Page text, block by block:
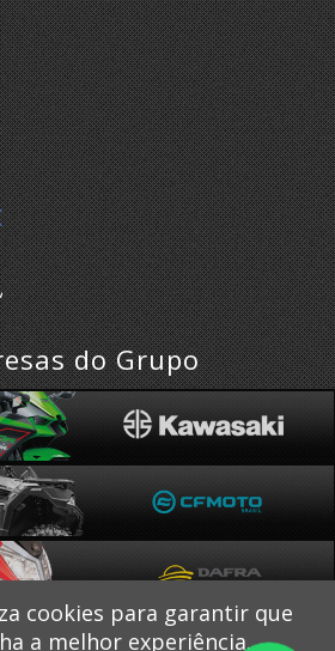
cookies para garantir que
a melhor experiência.
do Grupo